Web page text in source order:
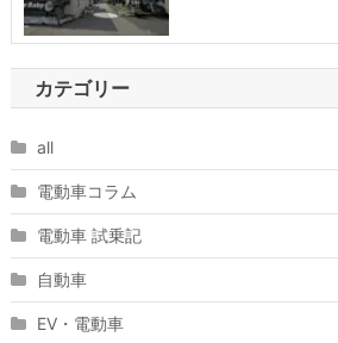
カテゴリー
all
電動車コラム
電動車 試乗記
自動車
EV・電動車